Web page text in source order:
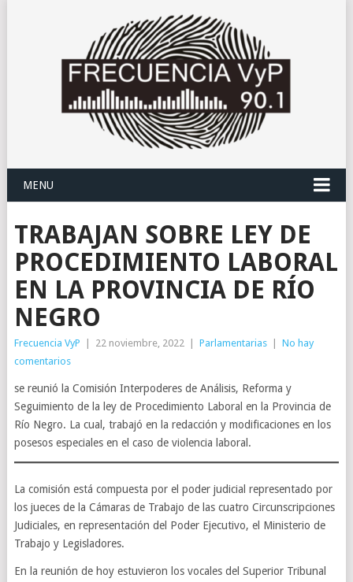
MENU
TRABAJAN SOBRE LEY DE
PROCEDIMIENTO LABORAL
EN LA PROVINCIA DE RÍO
NEGRO
Frecuencia VyP 22 noviembre, 2022 Parlamentarias
No hay
comentarios
se reunió la Comisión Interpoderes de Análisis, Reforma y
Seguimiento de la ley de Procedimiento Laboral en la Provincia de
Río Negro. La cual, trabajó en la redacción y modificaciones en los
posesos especiales en el caso de violencia laboral.
La comisión está compuesta por el poder judicial representado por
los jueces de la Cámaras de Trabajo de las cuatro Circunscripciones
Judiciales, en representación del Poder Ejecutivo, el Ministerio de
Trabajo y Legisladores.
En la reunión de hoy estuvieron los vocales del Superior Tribunal